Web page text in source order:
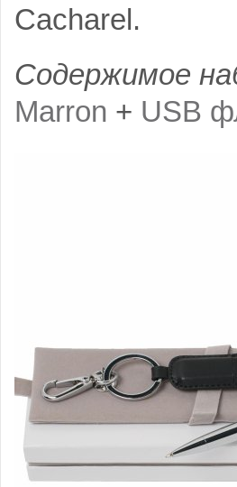
Cacharel.
Содержимое
Marron + USB